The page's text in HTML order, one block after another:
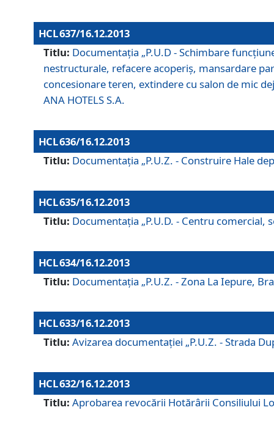
HCL 637/16.12.2013
Titlu: Documentaţia „P.U.D - Schimbare
nestructurale, refacere acoperiş, mansardare
concesionare teren, extindere cu salon de mic
ANA HOTELS S.A.
HCL 636/16.12.2013
Titlu: Documentaţia „P.U.Z. - Construire Hale
HCL 635/16.12.2013
Titlu: Documentaţia „P.U.D. - Centru comercial,
HCL 634/16.12.2013
Titlu: Documentaţia „P.U.Z. - Zona La Iepure,
HCL 633/16.12.2013
Titlu: Avizarea documentaţiei „P.U.Z. - Strada
HCL 632/16.12.2013
Titlu: Aprobarea revocării Hotărârii Consiliului